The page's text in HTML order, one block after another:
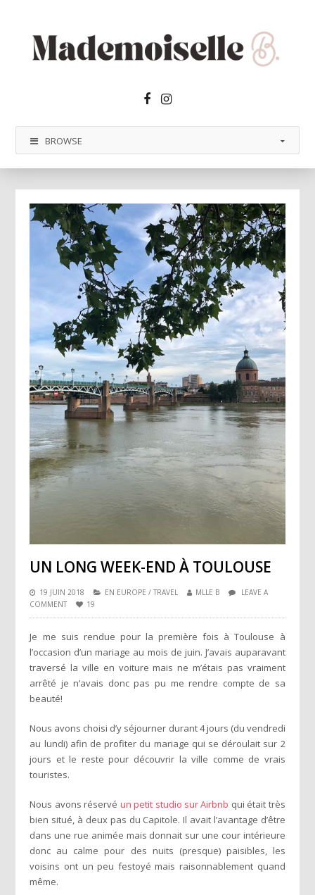
Facebook2
Instagram
BROWSE
UN LONG WEEK-END À TOULOUSE
19 JUIN 2018 EN EUROPE /TRAVEL MLLE B
LEAVE A
COMMENT
19
Je me suis rendue pour la première fois à Toulouse à
l’occasion d’un mariage au mois de juin. J’avais auparavant
traversé la ville en voiture mais ne m’étais pas vraiment
arrêté je n’avais donc pas pu me rendre compte de sa
beauté!
Nous avons choisi d’y séjourner durant 4 jours (du vendredi
au lundi) afin de profiter du mariage qui se déroulait sur 2
jours et le reste pour découvrir la ville comme de vrais
touristes.
Nous avons réservé un petit studio sur Airbnb qui était très
bien situé, à deux pas du Capitole. Il avait l’avantage d’être
dans une rue animée mais donnait sur une cour intérieure
donc au calme pour des nuits (presque) paisibles, les
voisins ont un peu festoyé mais raisonnablement quand
même.